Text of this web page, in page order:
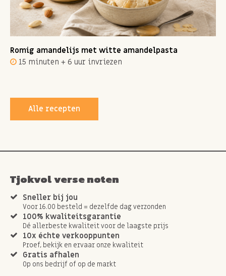
Romig amandelijs met witte amandelpasta
15 minuten + 6 uur invriezen
Alle recepten
Tjokvol verse noten
Sneller bij jou
Voor 16.00 besteld = dezelfde dag verzonden
100% kwaliteitsgarantie
Dé allerbeste kwaliteit voor de laagste prijs
10x échte verkooppunten
Proef, bekijk en ervaar onze kwaliteit
Gratis afhalen
Op ons bedrijf of op de markt